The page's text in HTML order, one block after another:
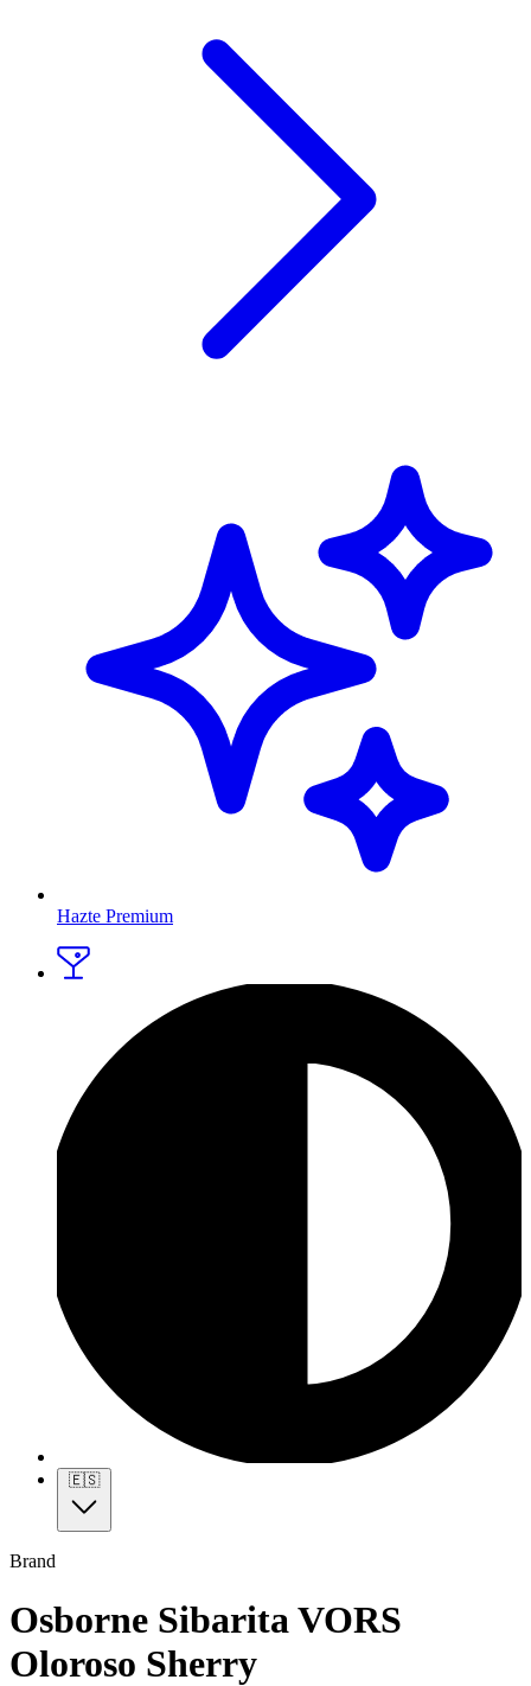
Hazte Premium
🇪🇸
Brand
Osborne Sibarita VORS
Oloroso Sherry